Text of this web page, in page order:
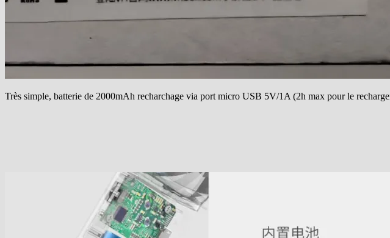
Très simple, batterie de 2000mAh recharchage via port micro USB 5V/1A (2h max pour le